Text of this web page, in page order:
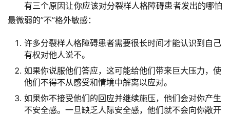
有三个原因让你应该对分裂样人格障碍患者发出的哪怕
最微弱的”不”格外敏感：
许多分裂样人格障碍患者需要很长时间才能认识到自己
有权对他人说不。
如果你说服他们答应，这可能给他们带来巨大压力，使
他们不得不从感受和情境中解离以应对。
如果你不接受他们的回应并继续施压，他们会对你产生
不安全感。一旦缺乏人际安全感，他们就不会向你敞开